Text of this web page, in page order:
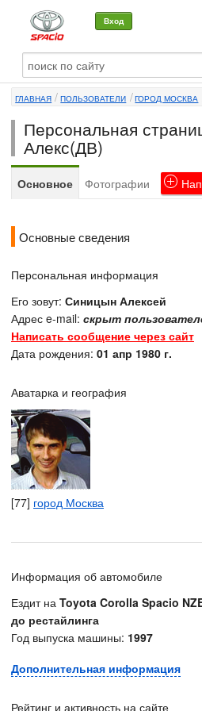
Вход
О машине
Автоклуб
Форумы
Сервисы и услуги
ГЛАВНАЯ ПОЛЬЗОВАТЕЛИ ГОРОД МОСКВА
Персональная
Алекс(ДВ)
Основное Фотографии
Основные сведения
Персональная информация
Его зовут: Синицын Алексей
Адрес e-mail: скрыт
Написать сообщение через сайт
Дата рождения: 01 апр 1980 г.
Аватарка и география
[77] город Москва
Информация об автомобиле
Ездит на Toyota Corolla Spacio
до рестайлинга
Год выпуска машины: 1997
Дополнительная информация
Рейтинг и активность на сайте